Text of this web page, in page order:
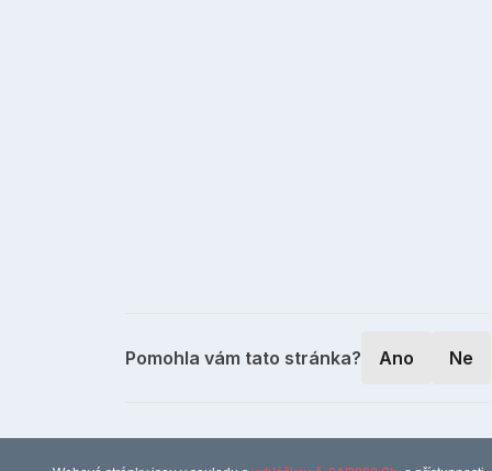
Pomohla vám tato stránka? Ano Ne